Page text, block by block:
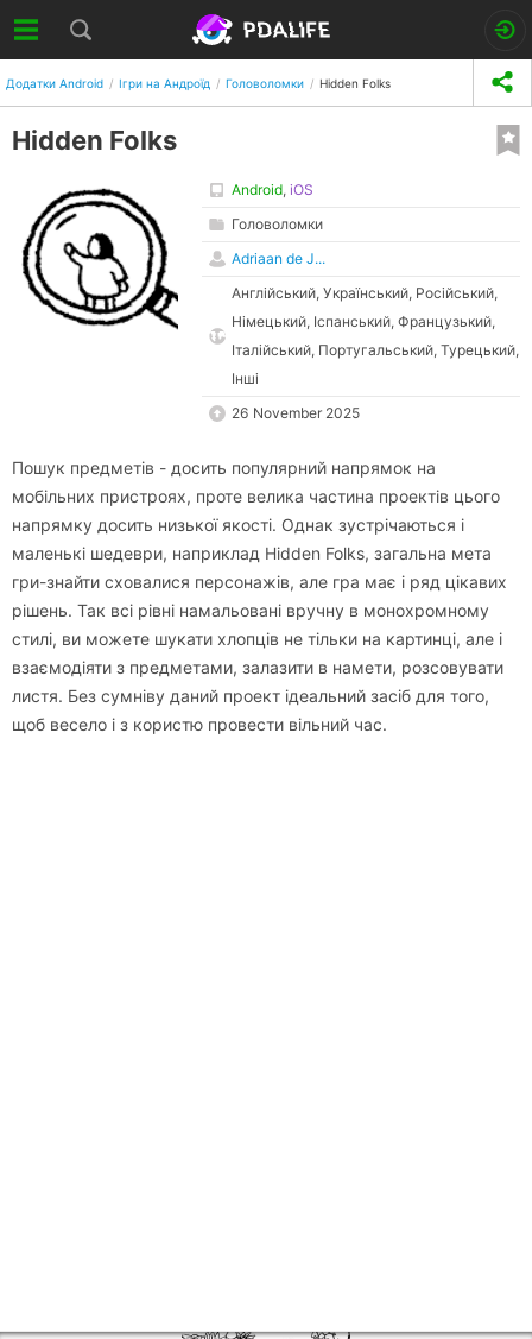
Додатки Android Ігри на Андроїд Головоломки Hidden Folks
Hidden Folks
Android, iOS
Головоломки
Adriaan de J...
Англійський, Український, Російський,
Німецький, Іспанський, Французький,
Італійський, Португальський, Турецький,
Інші
26 November 2025
Пошук предметів - досить популярний напрямок на
мобільних пристроях, проте велика частина проектів цього
напрямку досить низької якості. Однак зустрічаються і
маленькі шедеври, наприклад Hidden Folks, загальна мета
гри-знайти сховалися персонажів, але гра має і ряд цікавих
рішень. Так всі рівні намальовані вручну в монохромному
стилі, ви можете шукати хлопців не тільки на картинці, але і
взаємодіяти з предметами, залазити в намети, розсовувати
листя. Без сумніву даний проект ідеальний засіб для того,
щоб весело і з користю провести вільний час.